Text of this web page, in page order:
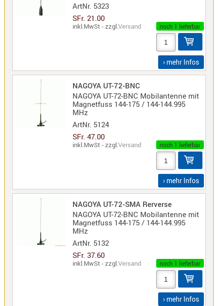
Standard
Wintec
Alinco-
K-
Norm
S-
Norm
Wintec-
Norm
Zubehör
Kenwood
Sonstige
/
Standard
ArtNr. 5323
SFr. 21.00
inkl.MwSt - zzgl.Versand noch 1 lieferbar
› mehr Infos
NAGOYA UT-72-BNC
NAGOYA UT-72-BNC Mobilantenne mit
Magnetfuss 144-175 / 144-144.995
MHz
ArtNr. 5124
SFr. 47.00
inkl.MwSt - zzgl.Versand noch 1 lieferbar
› mehr Infos
NAGOYA UT-72-SMA Rerverse
NAGOYA UT-72-BNC Mobilantenne mit
Magnetfuss 144-175 / 144-144.995
MHz
ArtNr. 5132
SFr. 37.60
inkl.MwSt - zzgl.Versand noch 1 lieferbar
› mehr Infos